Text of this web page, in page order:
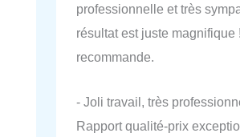
professionnelle et très
résultat est juste magnifique
recommande.
- Joli travail, très
Rapport qualité-prix